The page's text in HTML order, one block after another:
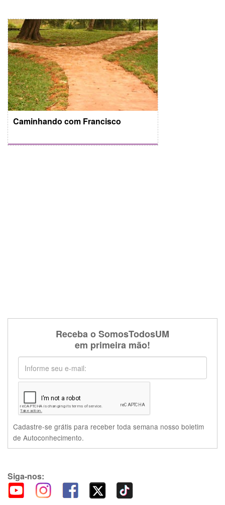
Caminhando com Francisco
Receba o SomosTodosUM
em primeira mão!
Cadastre-se grátis para receber toda semana nosso boletim
de Autoconhecimento.
Siga-nos: